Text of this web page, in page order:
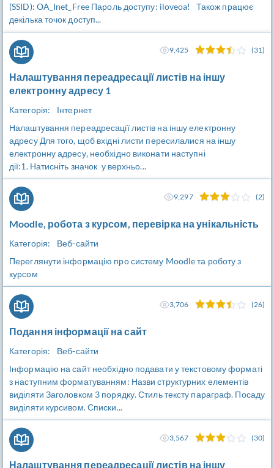
(SSID): OA_Inet_Free Пароль доступу: iloveoa! Також працює
декілька точок доступ...
Налаштування переадресації листів на іншу
електронну адресу 1
Категорія:
Інтернет
Налаштування переадресації листів на іншу електронну
адресу Для того, щоб вхідні листи пересилалися на іншу
електронну адресу, необхідно виконати наступні
дії:1. Натисніть значок у верхньо...
9,425 (31)
Moodle, робота з курсом, перевірка на унікальність
Категорія:
Веб-сайти
Переглянути інформацію про систему Moodle та роботу з
курсом
9,297 (2)
Подання інформації на сайт
Категорія:
Веб-сайти
Інформацію на сайт необхідно подавати у текстовому форматі
з наступним форматуванням: Назви структурних елементів
виділяти Заголовком 3 порядку. Стиль тексту параграф. Посаду
виділяти курсивом. Списки...
3,706 (26)
Налаштування переадресації листів на іншу
3,567 (30)